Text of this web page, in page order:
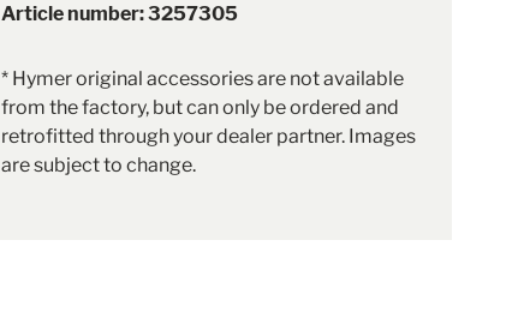
Article number: 3257305
* Hymer original accessories are not available
from the factory, but can only be ordered and
retrofitted through your dealer partner. Images
are subject to change.